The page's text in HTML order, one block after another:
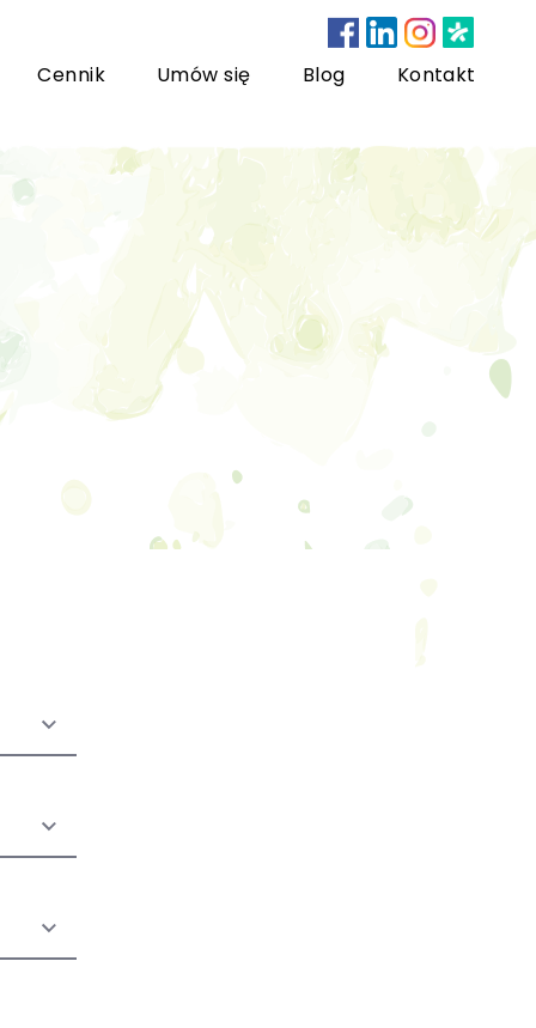
Cennik Umów się Blog Kontakt
bariatryczne
dzieci i młodzieży
rodzinna
Trening Umiejętności Społecznych dla dzieci i